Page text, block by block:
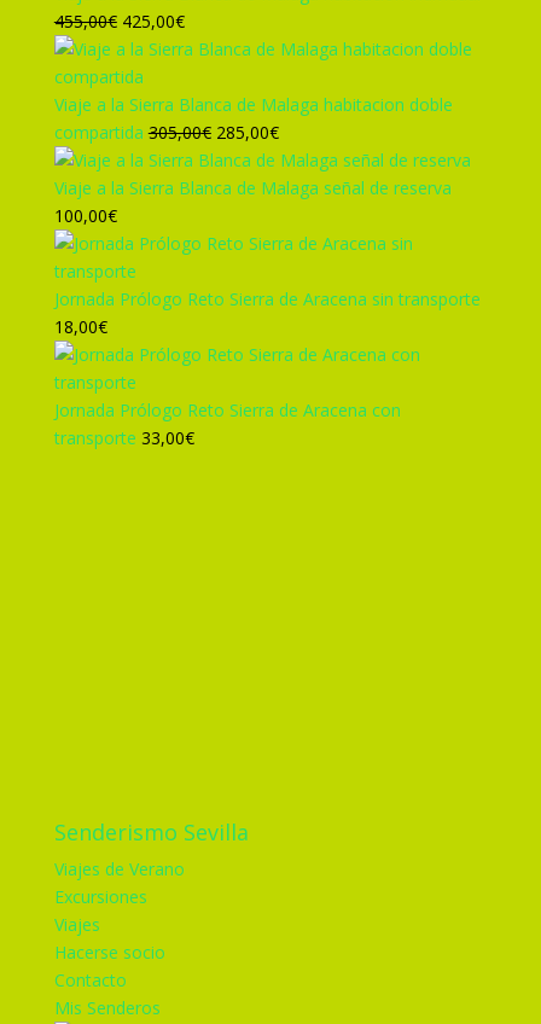
455,00€ El
precio
original
era:
455,00€.
425,00€El
precio
es:
425,00€.
Viaje a la Sierra Blanca de Malaga habitacion doble
compartida 305,00€ El
precio
original
305,00€.
285,00€El
precio
actual
285,00€.
Viaje a la Sierra Blanca de Malaga señal de reserva
100,00€
Jornada Prólogo Reto Sierra de Aracena sin transporte
18,00€
Jornada Prólogo Reto Sierra de Aracena con
transporte 33,00€
Senderismo Sevilla
Viajes de Verano
Excursiones
Viajes
Hacerse socio
Contacto
Mis Senderos